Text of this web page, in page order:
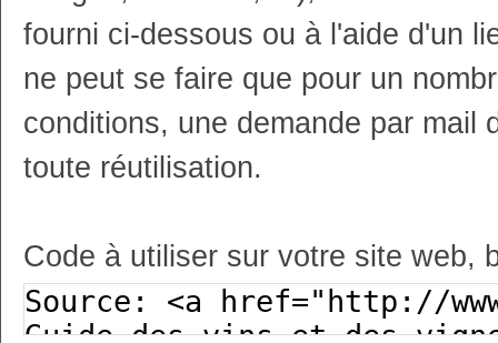
fourni ci-dessous ou à l'aide d'un
ne peut se faire que pour un
conditions, une demande par mail
toute réutilisation.
Code à utiliser sur votre site web,